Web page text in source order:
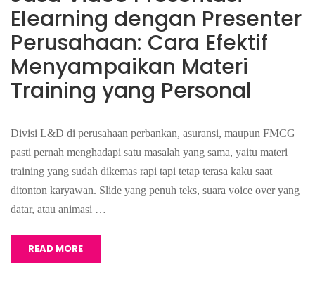
Elearning dengan Presenter
Perusahaan: Cara Efektif
Menyampaikan Materi
Training yang Personal
Divisi L&D di perusahaan perbankan, asuransi, maupun FMCG
pasti pernah menghadapi satu masalah yang sama, yaitu materi
training yang sudah dikemas rapi tapi tetap terasa kaku saat
ditonton karyawan. Slide yang penuh teks, suara voice over yang
datar, atau animasi …
READ MORE